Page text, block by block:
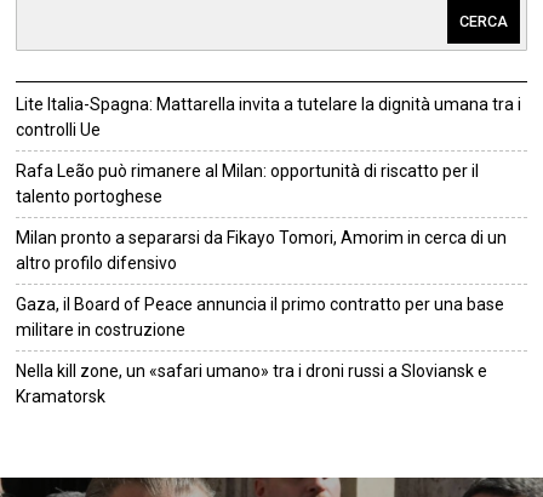
CERCA
Lite Italia-Spagna: Mattarella invita a tutelare la dignità umana tra i
controlli Ue
Rafa Leão può rimanere al Milan: opportunità di riscatto per il
talento portoghese
Milan pronto a separarsi da Fikayo Tomori, Amorim in cerca di un
altro profilo difensivo
Gaza, il Board of Peace annuncia il primo contratto per una base
militare in costruzione
Nella kill zone, un «safari umano» tra i droni russi a Sloviansk e
Kramatorsk